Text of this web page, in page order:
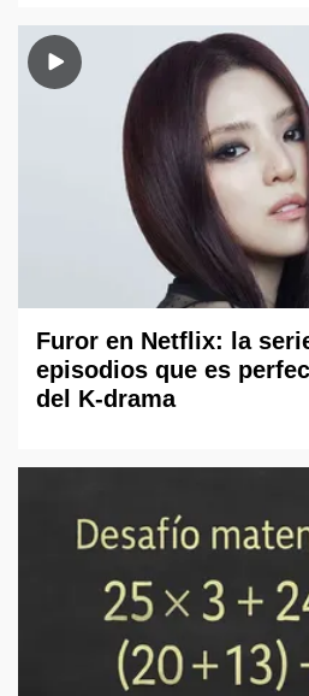
Furor en Netflix: la
episodios que es
del K-drama